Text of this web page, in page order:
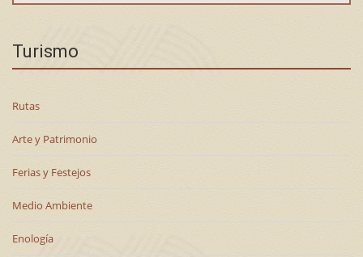
Turismo
Rutas
Arte y Patrimonio
Ferias y Festejos
Medio Ambiente
Enología